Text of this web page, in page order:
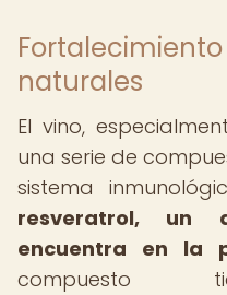
naturales
El vino,
una serie de
sistema
resveratrol, un
encuentra en la
compuesto